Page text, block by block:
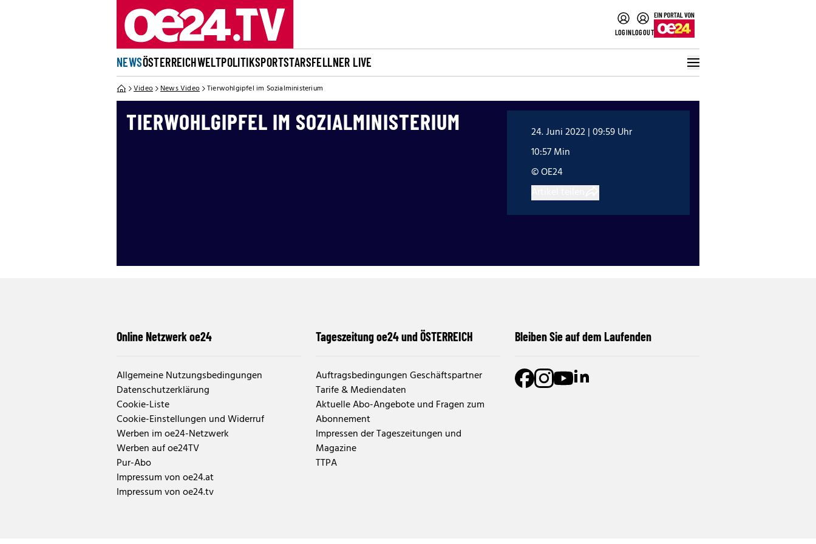
LOGINLOGOUT
NEWSÖSTERREICHWELTPOLITIKSPORTSTARSFELLNER LIVE
Video News Video Tierwohlgipfel im Sozialministerium
TIERWOHLGIPFEL IM SOZIALMINISTERIUM
24. Juni 2022 | 09:59 Uhr
10:57 Min
© OE24
Online Netzwerk oe24
Allgemeine Nutzungsbedingungen
Datenschutzerklärung
Cookie-Liste
Cookie-Einstellungen und Widerruf
Werben im oe24-Netzwerk
Werben auf oe24TV
Pur-Abo
Impressum von oe24.at
Impressum von oe24.tv
Tageszeitung oe24 und ÖSTERREICH
Auftragsbedingungen Geschäftspartner
Tarife & Mediendaten
Aktuelle Abo-Angebote und Fragen zum
Abonnement
Impressen der Tageszeitungen und
Magazine
TTPA
Bleiben Sie auf dem Laufenden